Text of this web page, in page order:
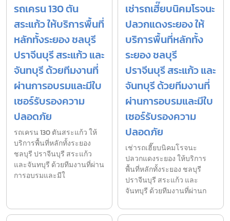
รถเครน 130 ตัน
สระแก้ว ให้บริการพื้นที่
หลักทั้งระยอง ชลบุรี
ปราจีนบุรี สระแก้ว และ
จันทบุรี ด้วยทีมงานที่
ผ่านการอบรมและมีใบ
เซอร์รับรองความ
ปลอดภัย
รถเครน 130 ตันสระแก้ว ให้
บริการพื้นที่หลักทั้งระยอง
ชลบุรี ปราจีนบุรี สระแก้ว
และจันทบุรี ด้วยทีมงานที่ผ่าน
การอบรมและมีใ
เช่ารถเฮี๊ยบนิคมโรจนะ
ปลวกแดงระยอง ให้
บริการพื้นที่หลักทั้ง
ระยอง ชลบุรี
ปราจีนบุรี สระแก้ว และ
จันทบุรี ด้วยทีมงานที่
ผ่านการอบรมและมีใบ
เซอร์รับรองความ
ปลอดภัย
เช่ารถเฮี๊ยบนิคมโรจนะ
ปลวกแดงระยอง ให้บริการ
พื้นที่หลักทั้งระยอง ชลบุรี
ปราจีนบุรี สระแก้ว และ
จันทบุรี ด้วยทีมงานที่ผ่านก